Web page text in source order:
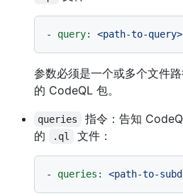
- query: <path-to-query>
参数必须是一个或多个文件
的 CodeQL 包。
queries
指令：告知
的
.ql 文件：
- queries: <path-to-